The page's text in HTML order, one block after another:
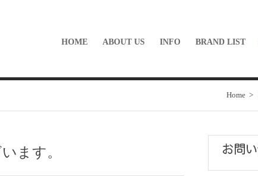
HOME ABOUT US INFO BRAND LIST
Home >
ます。